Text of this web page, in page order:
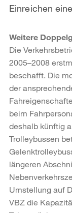
Einreichen
Weitere
Die
2005–2008
beschafft. Die
der
beim
deshalb künftig
Trolleybussen
längeren
Umstellung auf
VBZ die